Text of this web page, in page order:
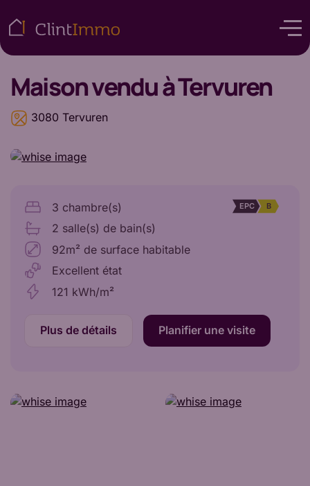
Maisonvendu à Tervuren
3080 Tervuren
EPC B
3 chambre(s)
2 salle(s) de bain(s)
92m² de surface habitable
Excellent état
121 kWh/m²
Plus de détails Planifier une visite